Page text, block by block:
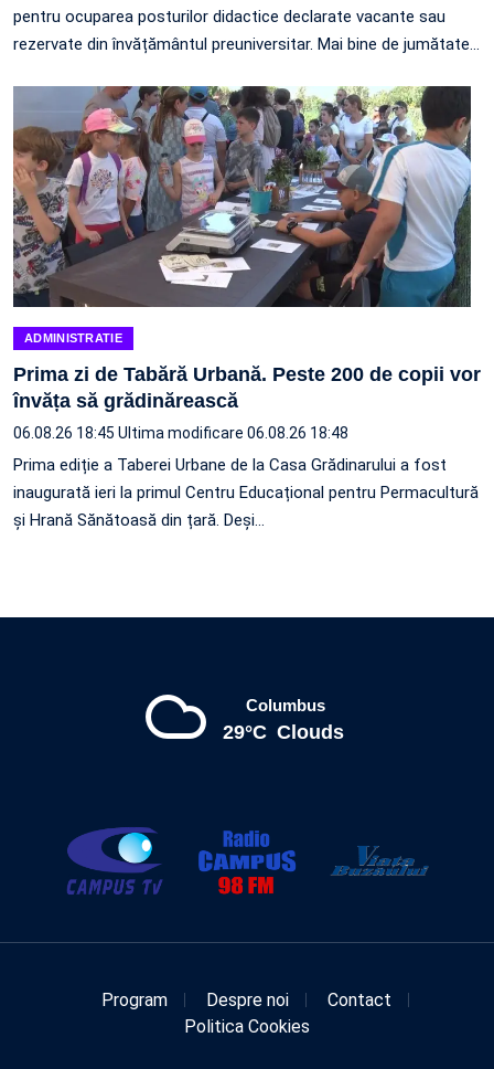
pentru ocuparea posturilor didactice declarate vacante sau
rezervate din învățământul preuniversitar. Mai bine de jumătate…
ADMINISTRATIE
Prima zi de Tabără Urbană. Peste 200 de copii vor
învăța să grădinărească
06.08.26 18:45 Ultima modificare 06.08.26 18:48
Prima ediție a Taberei Urbane de la Casa Grădinarului a fost
inaugurată ieri la primul Centru Educațional pentru Permacultură
și Hrană Sănătoasă din țară. Deși…
Columbus
29°C Clouds
Program Despre noi
Contact
Politica Cookies